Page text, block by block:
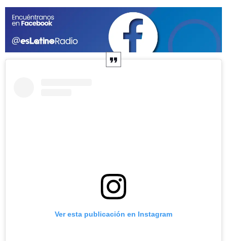
Ver esta publicación en Instagram